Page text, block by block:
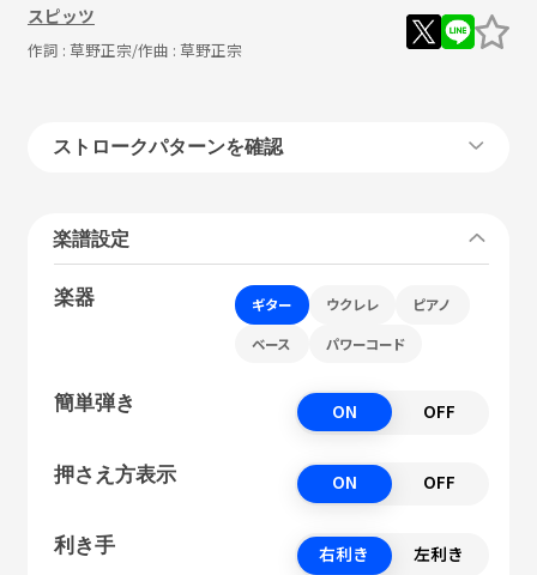
スピッツ
作詞 : 草野正宗/作曲 : 草野正宗
ストロークパターンを確認
楽譜設定
楽器 ギター ウクレレ ピアノ
ベース パワーコード
簡単弾き ON OFF
押さえ方表示 ON OFF
利き手 右利き 左利き